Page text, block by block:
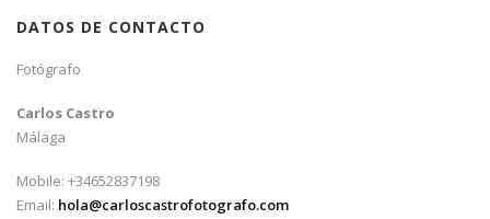
DATOS DE CONTACTO
Fotógrafo
Carlos Castro
Málaga
Mobile: +34652837198
Email: hola@carloscastrofotografo.com